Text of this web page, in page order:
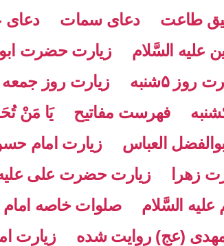
طاعت دعای سمات دعای
علیه السَّلام
زیارت حضرت
روز ۵شنبه زیارت روز جمعه
فهرست مفاتیح
يَا مَنْ
العباس
زیارت امام
زهرا
زیارت حضرت علی علیه
السَّلام
صلوات خاصه امام
(عج) روایت شده
زیارت